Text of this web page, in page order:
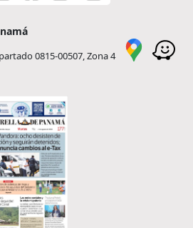
0815-00507, Zona 4